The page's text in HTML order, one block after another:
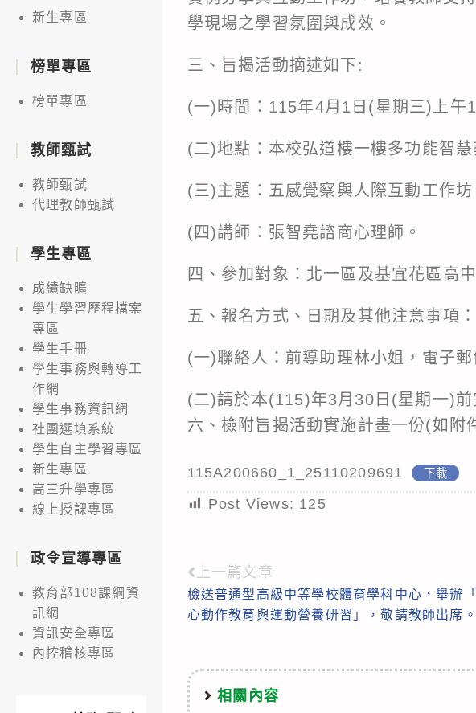
學現場之學習氛圍與成效。
三、旨揭活動摘述如下:
(一)時間：115年4月1日(星期三)上午
(二)地點：本校弘道樓一樓多功能智
(三)主題：五感覺察與人際互動工作坊
(四)講師：張智堯諮商心理師。
四、參加對象：北一區及基宜花區高
五、報名方式、日期及其他注意事項：
(一)聯絡人：前導助理林小姐，電子
(二)請於本(115)年3月30日(星期一)
六、檢附旨揭活動實施計畫一份(如附
115A200660_1_25110209691 下載
Post Views: 125
Read
more
上一篇文章
檢送普通型高級中等學校體育學科中心，舉辦
心動作教育與運動營養研習」，敬請教師出席。
相關內容
新生專區
榜單專區
榜單專區
教師甄試
教師甄試
代理教師甄試
學生專區
成績缺曠
學生學習歷程檔案
專區
學生手冊
學生事務與轉導工
作網
學生事務資訊網
社團選填系統
學生自主學習專區
新生專區
高三升學專區
線上授課專區
政令宣導專區
教育部108課綱資
訊網
資訊安全專區
內控稽核專區